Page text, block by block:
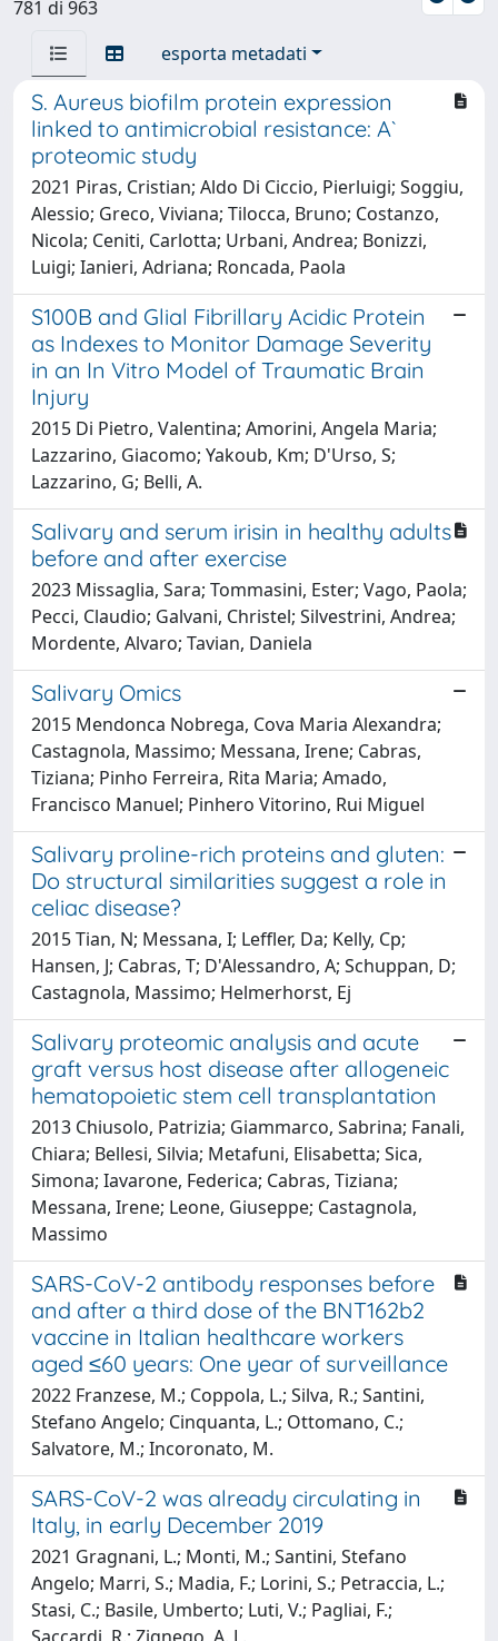
781 di 963
esporta metadati
S. Aureus biofilm protein expression
linked to antimicrobial resistance: A`
proteomic study
2021 Piras, Cristian; Aldo Di Ciccio, Pierluigi; Soggiu,
Alessio; Greco, Viviana; Tilocca, Bruno; Costanzo,
Nicola; Ceniti, Carlotta; Urbani, Andrea; Bonizzi,
Luigi; Ianieri, Adriana; Roncada, Paola
S100B and Glial Fibrillary Acidic Protein
as Indexes to Monitor Damage Severity
in an In Vitro Model of Traumatic Brain
Injury
2015 Di Pietro, Valentina; Amorini, Angela Maria;
Lazzarino, Giacomo; Yakoub, Km; D'Urso, S;
Lazzarino, G; Belli, A.
Salivary and serum irisin in healthy adults
before and after exercise
2023 Missaglia, Sara; Tommasini, Ester; Vago, Paola;
Pecci, Claudio; Galvani, Christel; Silvestrini, Andrea;
Mordente, Alvaro; Tavian, Daniela
Salivary Omics
2015 Mendonca Nobrega, Cova Maria Alexandra;
Castagnola, Massimo; Messana, Irene; Cabras,
Tiziana; Pinho Ferreira, Rita Maria; Amado,
Francisco Manuel; Pinhero Vitorino, Rui Miguel
Salivary proline-rich proteins and gluten:
Do structural similarities suggest a role in
celiac disease?
2015 Tian, N; Messana, I; Leffler, Da; Kelly, Cp;
Hansen, J; Cabras, T; D'Alessandro, A; Schuppan, D;
Castagnola, Massimo; Helmerhorst, Ej
Salivary proteomic analysis and acute
graft versus host disease after allogeneic
hematopoietic stem cell transplantation
2013 Chiusolo, Patrizia; Giammarco, Sabrina; Fanali,
Chiara; Bellesi, Silvia; Metafuni, Elisabetta; Sica,
Simona; Iavarone, Federica; Cabras, Tiziana;
Messana, Irene; Leone, Giuseppe; Castagnola,
Massimo
SARS-CoV-2 antibody responses before
and after a third dose of the BNT162b2
vaccine in Italian healthcare workers
aged ≤60 years: One year of surveillance
2022 Franzese, M.; Coppola, L.; Silva, R.; Santini,
Stefano Angelo; Cinquanta, L.; Ottomano, C.;
Salvatore, M.; Incoronato, M.
SARS-CoV-2 was already circulating in
Italy, in early December 2019
2021 Gragnani, L.; Monti, M.; Santini, Stefano
Angelo; Marri, S.; Madia, F.; Lorini, S.; Petraccia, L.;
Stasi, C.; Basile, Umberto; Luti, V.; Pagliai, F.;
Saccardi, R.; Zignego, A. L.